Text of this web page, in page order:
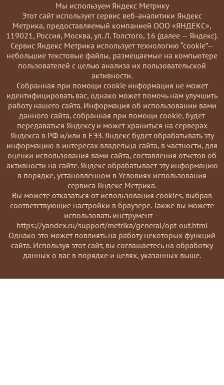
Мы используем Яндекс Метрику
Этот сайт использует сервис веб-аналитики Яндекс
Метрика, предоставляемый компанией ООО «ЯНДЕКС»,
119021, Россия, Москва, ул. Л. Толстого, 16 (далее — Яндекс).
Сервис Яндекс Метрика использует технологию “cookie”—
небольшие текстовые файлы, размещаемые на компьютере
пользователей с целью анализа их пользовательской
активности.
Coбранная при помощи cookie информация не может
идентифицировать вас, однако может помочь нам улучшить
работу нашего сайта. Информация об использовании вами
данного сайта, собранная при помощи cookie, будет
передаваться Яндексу и может храниться на серверах
Яндекса в РФ и/или в ЕЭЗ. Яндекс будет обрабатывать эту
информацию в интересах владельца сайта, в частности, для
оценки использования вами сайта, составления отчетов об
активности на сайте. Яндекс обрабатывает эту информацию
в порядке, установленном в Условиях использования
сервиса Яндекс Метрика.
Вы можете отказаться от использования cookies, выбрав
соответствующие настройки в браузере. Также вы можете
использовать инструмент —
https://yandex.ru/support/metrika/general/opt-out.html
Однако это может повлиять на работу некоторых функций
сайта. Используя этот сайт, вы соглашаетесь на обработку
данных о вас в порядке и целях, указанных выше.